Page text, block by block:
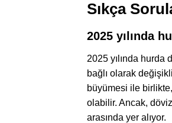
Sıkça
2025 yılında
2025 yılında
bağlı olarak
büyümesi ile
olabilir. Ancak,
arasında yer alıyor.